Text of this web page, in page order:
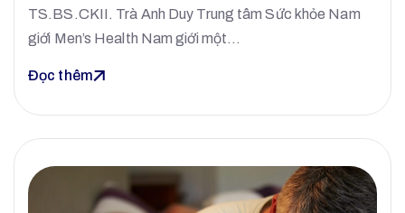
TS.BS.CKII. Trà Anh Duy Trung tâm Sức khỏe Nam
giới Men’s Health Nam giới một…
Đọc thêm